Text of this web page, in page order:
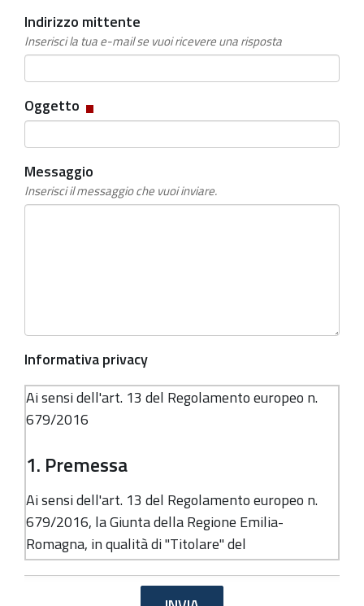
Indirizzo mittente
Inserisci la tua e-mail se vuoi ricevere una risposta
Oggetto Campo
obbligatorio
Messaggio
Inserisci il messaggio che vuoi inviare.
Informativa privacy
Ai sensi dell'art. 13 del Regolamento europeo n.
679/2016
1. Premessa
Ai sensi dell'art. 13 del Regolamento europeo n.
679/2016, la Giunta della Regione Emilia-
Romagna, in qualità di "Titolare" del
trattamento, è tenuta a fornirle informazioni in
merito all'utilizzo dei suoi dati personali.